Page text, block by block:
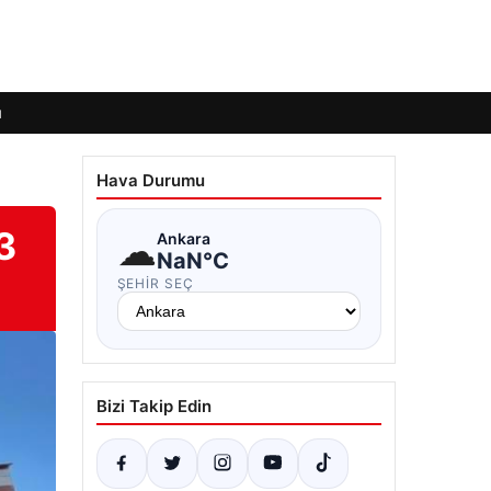
Hava Durumu
☁Ankara
NaN°C
ŞEHIR SEÇ
Bizi Takip Edin